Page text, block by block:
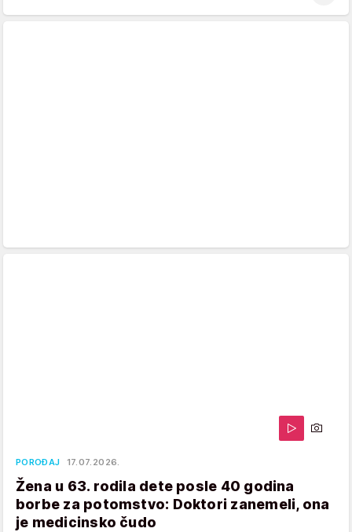
POROĐAJ 17.07.2026.
Žena u 63. rodila dete posle 40 godina
borbe za potomstvo: Doktori zanemeli, ona
je medicinsko čudo